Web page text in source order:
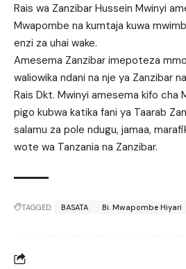
Rais wa Zanzibar Hussein Mwinyi
Mwapombe na kumtaja kuwa
enzi za uhai wake.
Amesema Zanzibar imepoteza
waliowika ndani na nje ya Zanzibar
Rais Dkt. Mwinyi amesema kifo cha
pigo kubwa katika fani ya Taarab
salamu za pole ndugu, jamaa,
wote wa Tanzania na Zanzibar.
TAGGED: BASATA Bi. Mwapombe Hiyari